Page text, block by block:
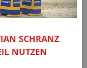
SCHRANZ
NUTZEN